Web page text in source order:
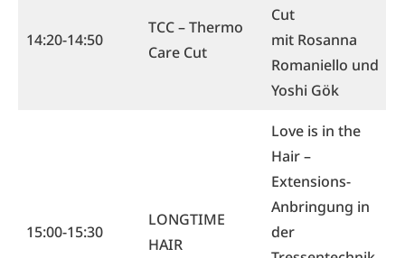
14:20-14:50
TCC – Thermo
Care Cut
Cut
mit Rosanna
Romaniello und
Yoshi Gök
15:00-15:30
LONGTIME
HAIR
Love is in the
Hair –
Extensions-
Anbringung in
der